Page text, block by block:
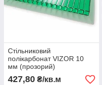
Стільниковий
полікарбонат VIZOR 10
мм (прозорий)
427,80 ₴/кв.м